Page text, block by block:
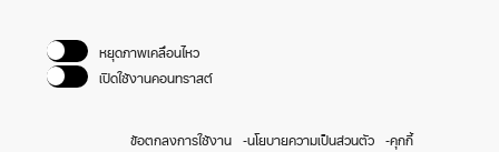
หยุดภาพเคลื่อนไหว
เปิดใช้งานคอนทราสต์
ข้อตกลงการใช้งาน นโยบายความเป็นส่วนตัว คุกกี้